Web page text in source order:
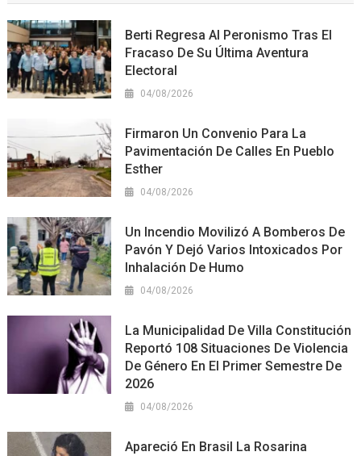
Berti Regresa Al Peronismo Tras El
Fracaso De Su Última Aventura
Electoral
04/08/2026
Firmaron Un Convenio Para La
Pavimentación De Calles En Pueblo
Esther
04/08/2026
Un Incendio Movilizó A Bomberos De
Pavón Y Dejó Varios Intoxicados Por
Inhalación De Humo
04/08/2026
La Municipalidad De Villa Constitución
Reportó 108 Situaciones De Violencia
De Género En El Primer Semestre De
2026
04/08/2026
Apareció En Brasil La Rosarina